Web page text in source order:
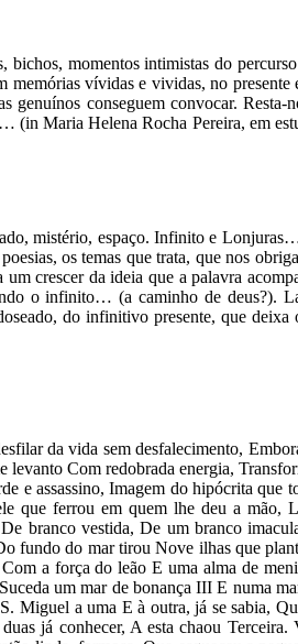
bichos, momentos intimistas do
memórias vívidas e vividas, no
conseguem convocar. Resta-
(in Maria Helena Rocha Pereira, em
mistério, espaço. Infinito e
os temas que trata, que nos
crescer da ideia que a palavra
o infinito… (a caminho de deus?).
do infinitivo presente, que
da vida sem desfalecimento,
Com redobrada energia,
e assassino, Imagem do hipócrita que
que ferrou em quem lhe deu a mão,
branco vestida, De um branco
fundo do mar tirou Nove ilhas que
a força do leão E uma alma de
um mar de bonança III E numa
Miguel a uma E à outra, já se sabia,
já conhecer, A esta chaou